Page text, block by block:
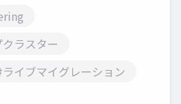
ラスター
イブマイグレーション